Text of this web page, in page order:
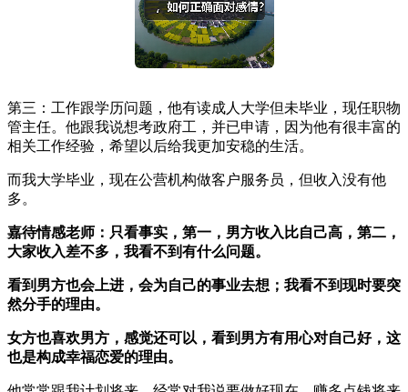
第三：工作跟学历问题，他有读成人大学但未毕业，现任职物
管主任。他跟我说想考政府工，并已申请，因为他有很丰富的
相关工作经验，希望以后给我更加安稳的生活。
而我大学毕业，现在公营机构做客户服务员，但收入没有他
多。
嘉待情感老师：只看事实，第一，男方收入比自己高，第二，
大家收入差不多，我看不到有什么问题。
看到男方也会上进，会为自己的事业去想；我看不到现时要突
然分手的理由。
女方也喜欢男方，感觉还可以，看到男方有用心对自己好，这
也是构成幸福恋爱的理由。